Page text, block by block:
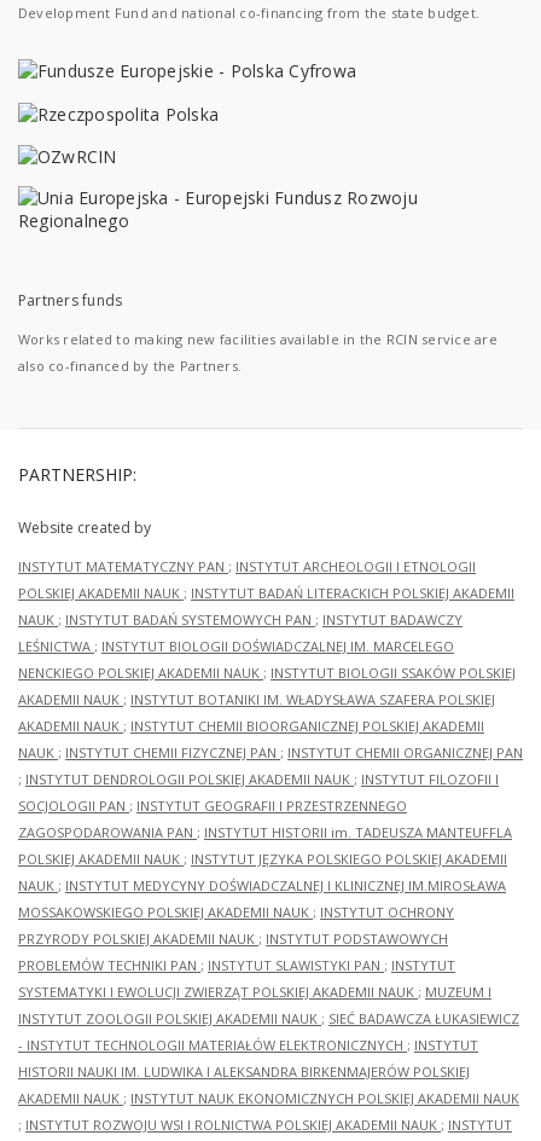
Development Fund and national co-financing from the state budget.
Partners funds
Works related to making new facilities available in the RCIN service are
also co-financed by the Partners.
PARTNERSHIP:
Website created by
INSTYTUT MATEMATYCZNY PAN ; INSTYTUT ARCHEOLOGII I ETNOLOGII
POLSKIEJ AKADEMII NAUK ; INSTYTUT BADAŃ LITERACKICH POLSKIEJ AKADEMII
NAUK ; INSTYTUT BADAŃ SYSTEMOWYCH PAN ; INSTYTUT BADAWCZY
LEŚNICTWA ; INSTYTUT BIOLOGII DOŚWIADCZALNEJ IM. MARCELEGO
NENCKIEGO POLSKIEJ AKADEMII NAUK ; INSTYTUT BIOLOGII SSAKÓW POLSKIEJ
AKADEMII NAUK ; INSTYTUT BOTANIKI IM. WŁADYSŁAWA SZAFERA POLSKIEJ
AKADEMII NAUK ; INSTYTUT CHEMII BIOORGANICZNEJ POLSKIEJ AKADEMII
NAUK ; INSTYTUT CHEMII FIZYCZNEJ PAN ; INSTYTUT CHEMII ORGANICZNEJ PAN
; INSTYTUT DENDROLOGII POLSKIEJ AKADEMII NAUK ; INSTYTUT FILOZOFII I
SOCJOLOGII PAN ; INSTYTUT GEOGRAFII I PRZESTRZENNEGO
ZAGOSPODAROWANIA PAN ; INSTYTUT HISTORII im. TADEUSZA MANTEUFFLA
POLSKIEJ AKADEMII NAUK ; INSTYTUT JĘZYKA POLSKIEGO POLSKIEJ AKADEMII
NAUK ; INSTYTUT MEDYCYNY DOŚWIADCZALNEJ I KLINICZNEJ IM.MIROSŁAWA
MOSSAKOWSKIEGO POLSKIEJ AKADEMII NAUK ; INSTYTUT OCHRONY
PRZYRODY POLSKIEJ AKADEMII NAUK ; INSTYTUT PODSTAWOWYCH
PROBLEMÓW TECHNIKI PAN ; INSTYTUT SLAWISTYKI PAN ; INSTYTUT
SYSTEMATYKI I EWOLUCJI ZWIERZĄT POLSKIEJ AKADEMII NAUK ; MUZEUM I
INSTYTUT ZOOLOGII POLSKIEJ AKADEMII NAUK ; SIEĆ BADAWCZA ŁUKASIEWICZ
- INSTYTUT TECHNOLOGII MATERIAŁÓW ELEKTRONICZNYCH ; INSTYTUT
HISTORII NAUKI IM. LUDWIKA I ALEKSANDRA BIRKENMAJERÓW POLSKIEJ
AKADEMII NAUK ; INSTYTUT NAUK EKONOMICZNYCH POLSKIEJ AKADEMII NAUK
; INSTYTUT ROZWOJU WSI I ROLNICTWA POLSKIEJ AKADEMII NAUK ; INSTYTUT